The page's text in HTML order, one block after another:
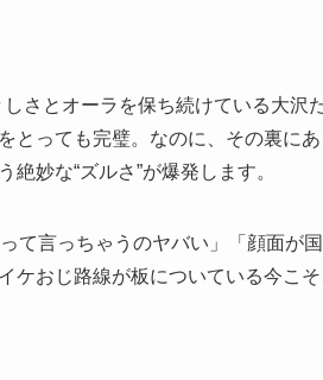
さとオーラを保ち続けている大沢
っても完璧。なのに、その裏に
妙な“ズルさ”が爆発します。
て言っちゃうのヤバい」「顔面が
ケおじ路線が板についている今こ